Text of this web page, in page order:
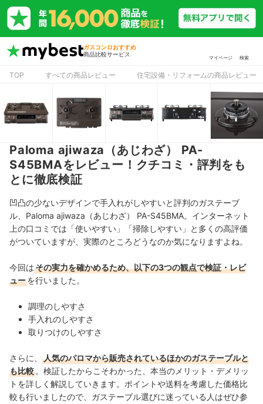
ガスコンロおすすめ
商品比較サービス
マイページ 検索
TOP すべての商品レビュー 住宅設備・リフォームの商品レビュー
Paloma ajiwaza（あじわざ） PA-
S45BMAをレビュー！クチコミ・評判をも
とに徹底検証
凹凸の少ないデザインで手入れがしやすいと評判のガステーブ
ル、Paloma ajiwaza（あじわざ） PA-S45BMA。インターネット
上の口コミでは「使いやすい」「掃除しやすい」と多くの高評価
がついていますが、実際のところどうなのか気になりますよね。
今回はその実力を確かめるため、以下の3つの観点で検証・レビ
ューを行いました。
調理のしやすさ
手入れのしやすさ
取りつけのしやすさ
さらに、
人気のパロマから販売されているほかのガステーブルと
も比較 。検証したからこそわかった、本当のメリット・デメリッ
トを詳しく解説していきます。ポイントや送料を考慮した価格比
較も行いましたので、ガステーブル選びに迷っている人はぜひ参